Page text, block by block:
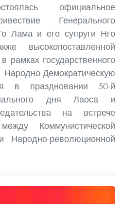
официальное
Генерального
Лама и его супруги Нго
высокопоставленной
рамках государственного
Демократическую
в праздновании 50-й
дня Лаоса и
на встрече
Коммунистической
Народно-революционной